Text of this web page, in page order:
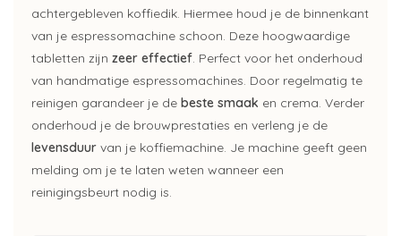
achtergebleven koffiedik. Hiermee houd je de binnenkant
van je espressomachine schoon. Deze hoogwaardige
tabletten zijn zeer effectief. Perfect voor het onderhoud
van handmatige espressomachines. Door regelmatig te
reinigen garandeer je de beste smaak en crema. Verder
onderhoud je de brouwprestaties en verleng je de
levensduur van je koffiemachine. Je machine geeft geen
melding om je te laten weten wanneer een
reinigingsbeurt nodig is.